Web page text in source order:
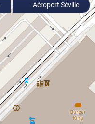
Aéroport Séville